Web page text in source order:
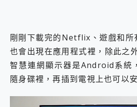
剛剛下載完的Netflix、遊戲和所
也會出現在應用程式裡，除此之
智慧連網顯示器是Android系統
隨身碟裡，再插到電視上也可以